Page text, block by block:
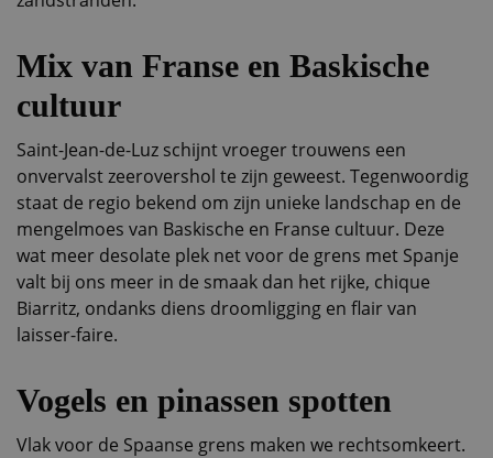
Mix van Franse en Baskische
cultuur
Saint-Jean-de-Luz schijnt vroeger trouwens een
onvervalst zeerovershol te zijn geweest. Tegenwoordig
staat de regio bekend om zijn unieke landschap en de
mengelmoes van Baskische en Franse cultuur. Deze
wat meer desolate plek net voor de grens met Spanje
valt bij ons meer in de smaak dan het rijke, chique
Biarritz, ondanks diens droomligging en flair van
laisser-faire.
Vogels en pinassen spotten
Vlak voor de Spaanse grens maken we rechtsomkeert.